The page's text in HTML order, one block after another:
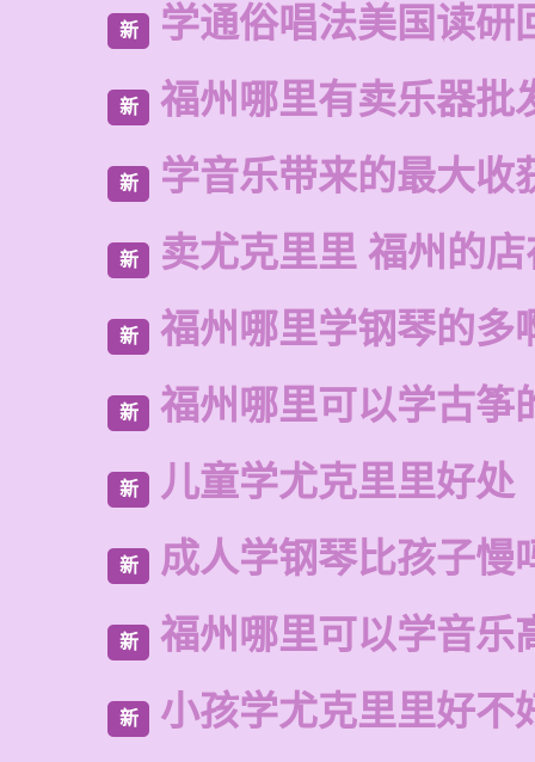
新 学通俗唱法美国读研
新 福州哪里有卖乐器批
新 学音乐带来的最大收
新 卖尤克里里 福州的
新 福州哪里学钢琴的多
新 福州哪里可以学古筝
新 儿童学尤克里里好处
新 成人学钢琴比孩子慢
新 福州哪里可以学音乐
新 小孩学尤克里里好不